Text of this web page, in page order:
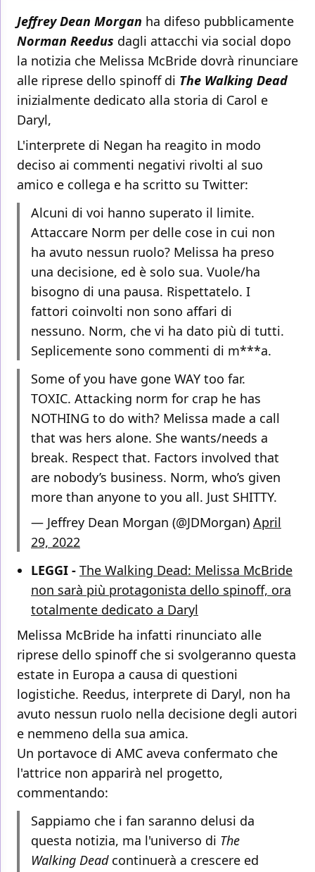
Jeffrey Dean Morgan ha difeso pubblicamente
Norman Reedus dagli attacchi via social dopo
la notizia che Melissa McBride dovrà rinunciare
alle riprese dello spinoff di The Walking Dead
inizialmente dedicato alla storia di Carol e
Daryl,
L'interprete di Negan ha reagito in modo
deciso ai commenti negativi rivolti al suo
amico e collega e ha scritto su Twitter:
Alcuni di voi hanno superato il limite.
Attaccare Norm per delle cose in cui non
ha avuto nessun ruolo? Melissa ha preso
una decisione, ed è solo sua. Vuole/ha
bisogno di una pausa. Rispettatelo. I
fattori coinvolti non sono affari di
nessuno. Norm, che vi ha dato più di tutti.
Seplicemente sono commenti di m***a.
Some of you have gone WAY too far.
TOXIC. Attacking norm for crap he has
NOTHING to do with? Melissa made a call
that was hers alone. She wants/needs a
break. Respect that. Factors involved that
are nobody’s business. Norm, who’s given
more than anyone to you all. Just SHITTY.
— Jeffrey Dean Morgan (@JDMorgan) April
29, 2022
LEGGI - The Walking Dead: Melissa McBride
non sarà più protagonista dello spinoff, ora
totalmente dedicato a Daryl
Melissa McBride ha infatti rinunciato alle
riprese dello spinoff che si svolgeranno questa
estate in Europa a causa di questioni
logistiche. Reedus, interprete di Daryl, non ha
avuto nessun ruolo nella decisione degli autori
e nemmeno della sua amica.
Un portavoce di AMC aveva confermato che
l'attrice non apparirà nel progetto,
commentando:
Sappiamo che i fan saranno delusi da
questa notizia, ma l'universo di The
Walking Deadcontinuerà a crescere ed